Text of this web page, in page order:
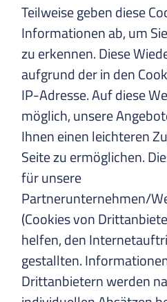
Teilweise geben diese
Informationen ab, um
zu erkennen. Diese
aufgrund der in den
IP-Adresse. Auf diese
möglich, unsere
Ihnen einen leichteren
Seite zu ermöglichen.
für unsere
Partnerunternehmen/
(Cookies von
helfen, den
gestallten.
Drittanbietern werden